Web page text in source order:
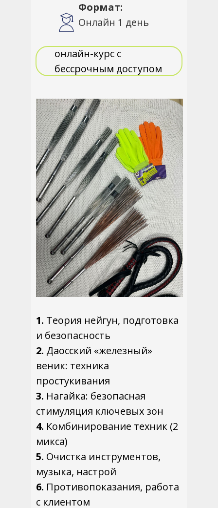
онлайн-курс с
бессрочным доступом
Формат:
Онлайн 1 день
1. Теория нейгун, подготовка
и безопасность
2. Даосский «железный»
веник: техника
простукивания
3. Нагайка: безопасная
стимуляция ключевых зон
4. Комбинирование техник (2
микса)
5. Очистка инструментов,
музыка, настрой
6. Противопоказания, работа
с клиентом